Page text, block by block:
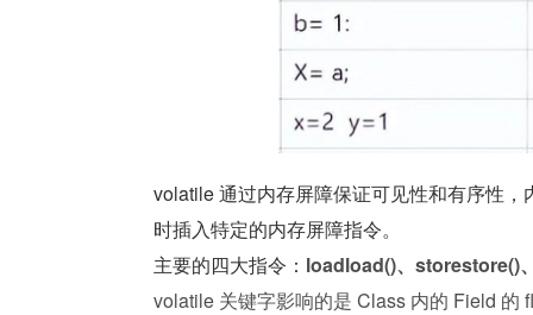
volatile 通过内存屏障保证可见性和有序性
时插入特定的内存屏障指令。
主要的四大指令： loadload()、storestore()
volatile 关键字影响的是 Class 内的 Field 的